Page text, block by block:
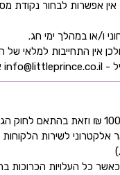
אפשרות לבחור
אלקטרוני לשירות
כל העלויות הכרוכות